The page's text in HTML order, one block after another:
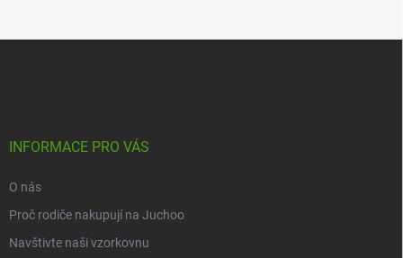
INFORMACE PRO VÁS
O nás
Proč rodiče nakupují na Juchoo
Navštivte naši vzorkovnu